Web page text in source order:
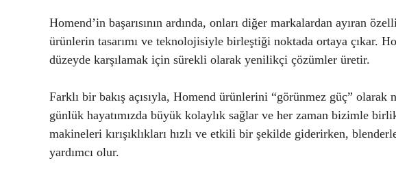
Homend’in başarısının ardında, onları diğer markalardan ayıran
ürünlerin tasarımı ve teknolojisiyle birleştiği noktada ortaya çıkar.
düzeyde karşılamak için sürekli olarak yenilikçi çözümler üretir.
Farklı bir bakış açısıyla, Homend ürünlerini “görünmez güç”
günlük hayatımızda büyük kolaylık sağlar ve her zaman bizimle
makineleri kırışıklıkları hızlı ve etkili bir şekilde giderirken,
yardımcı olur.